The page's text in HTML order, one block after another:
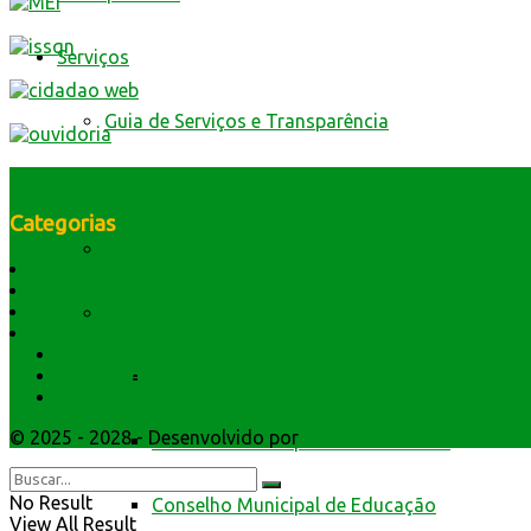
Serviços
Guia de Serviços e Transparência
Conselho Municipal de Defesa Civil
Conselho Municipal de Educação
Categorias
Lei Orgânica
Atendimento
© 2025 - 2028 - Desenvolvido por
No Result
View All Result